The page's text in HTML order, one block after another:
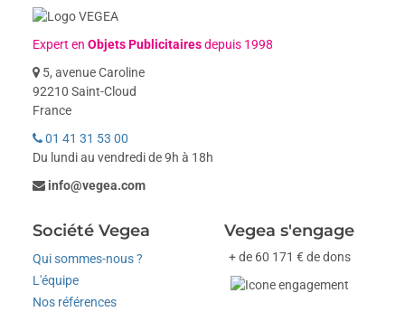
Expert enObjets Publicitairesdepuis 1998
5, avenue Caroline
92210 Saint-Cloud
France
01 41 31 53 00
Du lundi au vendredi de 9h à 18h
info@vegea.com
Société Vegea
Qui sommes-nous ?
L'équipe
Nos références
Vegea s'engage
+ de 60 171 € de dons